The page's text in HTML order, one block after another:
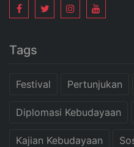
Tags
Festival Pertunjukan
Diplomasi Kebudayaan
Kajian Kebudayaan